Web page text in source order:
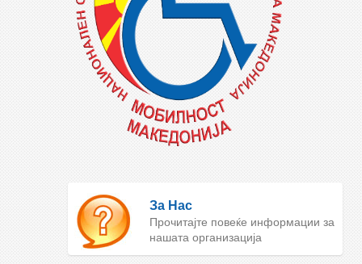
За Нас
Прочитајте повеќе информации за
нашата организација